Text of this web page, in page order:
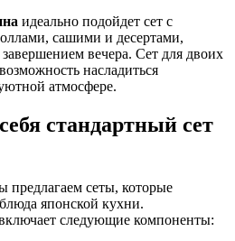
идеально подойдет сет с
сашими и десертами,
вечера. Сет для двоих
насладиться
атмосфере.
стандартный сет
предлагаем сеты, которые
японской кухни.
следующие компоненты: